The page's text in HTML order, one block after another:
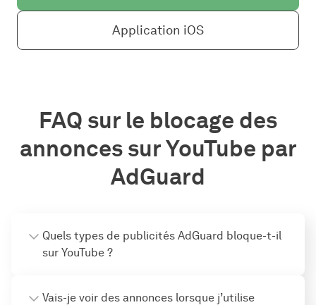
Application iOS
FAQ sur le blocage des
annonces sur YouTube par
AdGuard
Quels types de publicités AdGuard bloque-t-il
sur YouTube ?
Vais-je voir des annonces lorsque j’utilise